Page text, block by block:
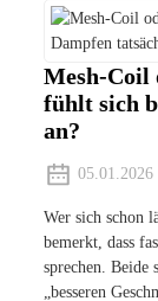
Mesh-Coil
fühlt sich
an?
05.01.2026
Wer sich schon
bemerkt, dass
sprechen. Beide
„besseren